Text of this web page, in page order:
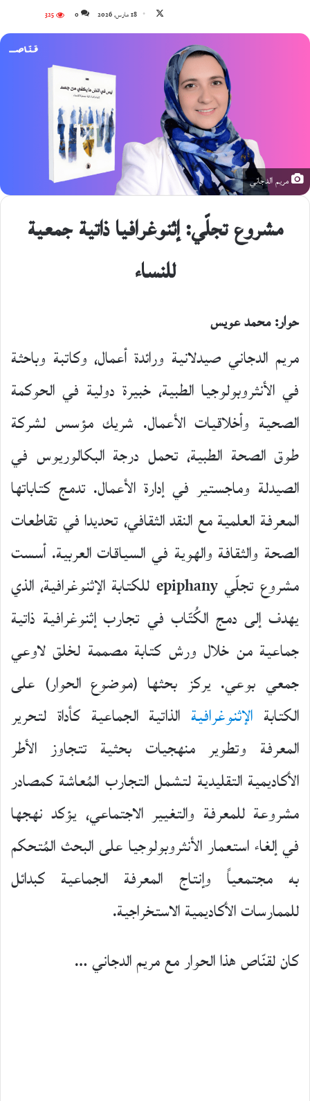
على
18 مارس، 2026 0
325
مريم الدجاني
مشروع تجلّي: إثنوغرافيا ذاتية جمعية
للنساء
مريم الدجاني صيدلانية ورائدة أعمال، وكاتبة وباحثة
في الأنثروبولوجيا الطبية، خبيرة دولية في الحوكمة
الصحية وأخلاقيات الأعمال. شريك مؤسس لشركة
طوق الصحة الطبية، تحمل درجة البكالوريوس في
الصيدلة وماجستير في إدارة الأعمال. تدمج كتاباتها
المعرفة العلمية مع النقد الثقافي، تحديدا في تقاطعات
الصحة والثقافة والهوية في السياقات العربية. أسست
مشروع تجلّي epiphany للكتابة الإثنوغرافية، الذي
يهدف إلى دمج الكُتّاب في تجارب إثنوغرافية ذاتية
جماعية من خلال ورش كتابة مصممة لخلق لاوعي
جمعي بوعي. يركز بحثها (موضوع الحوار) على
الكتابة الإثنوغرافيةالذاتية الجماعية كأداة لتحرير
المعرفة وتطوير منهجيات بحثية تتجاوز الأطر
الأكاديمية التقليدية لتشمل التجارب المُعاشة كمصادر
مشروعة للمعرفة والتغيير الاجتماعي، يؤكد نهجها
في إلغاء استعمار الأنثروبولوجيا على البحث المُتحكم
به مجتمعياً وإنتاج المعرفة الجماعية كبدائل
للممارسات الأكاديمية الاستخراجية.
كان لقنّاص هذا الحوار مع مريم الدجاني …